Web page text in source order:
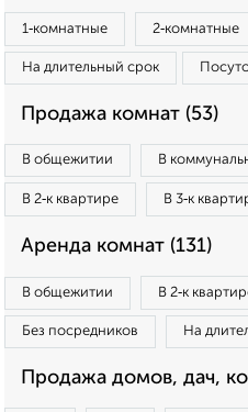
1‑комнатные 2‑комнатные
На длительный срок
Продажа комнат (53)
В общежитии В
В 2‑к квартире В 3‑к
Аренда комнат (131)
В общежитии В 2‑к
Без посредников На
Продажа домов, дач,